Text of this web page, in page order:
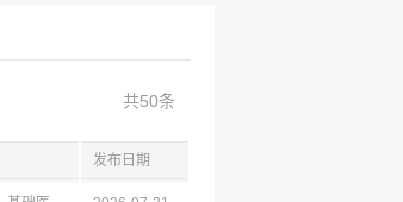
共50条
发布日期